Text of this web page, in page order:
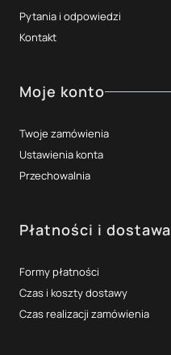
Pytania i odpowiedzi
Kontakt
Moje konto
Twoje zamówienia
Ustawienia konta
Przechowalnia
Płatności i dostawa
Formy płatności
Czas i koszty dostawy
Czas realizacji zamówienia